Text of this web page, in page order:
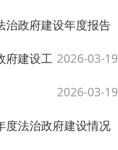
工作报告
2026-03-17
政